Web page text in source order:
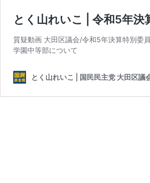
とく山れいこ | 令和5年決
質疑動画 大田区議会/令和5年決算特別委
学園中等部について
とく山れいこ | 国民民主党 大田区議